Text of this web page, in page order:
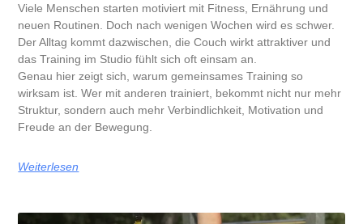
Viele Menschen starten motiviert mit Fitness, Ernährung und
neuen Routinen. Doch nach wenigen Wochen wird es schwer.
Der Alltag kommt dazwischen, die Couch wirkt attraktiver und
das Training im Studio fühlt sich oft einsam an.
Genau hier zeigt sich, warum gemeinsames Training so
wirksam ist. Wer mit anderen trainiert, bekommt nicht nur mehr
Struktur, sondern auch mehr Verbindlichkeit, Motivation und
Freude an der Bewegung.
Weiterlesen